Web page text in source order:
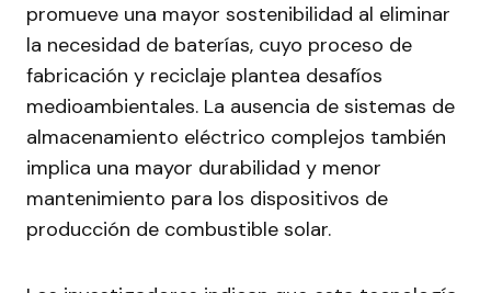
promueve una mayor sostenibilidad al eliminar
la necesidad de baterías, cuyo proceso de
fabricación y reciclaje plantea desafíos
medioambientales. La ausencia de sistemas de
almacenamiento eléctrico complejos también
implica una mayor durabilidad y menor
mantenimiento para los dispositivos de
producción de combustible solar.